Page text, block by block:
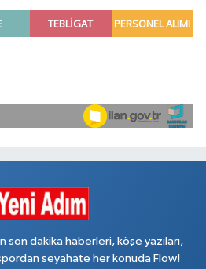
son dakika haberleri, köşe yazıları,
seyahate her konuda Flow!